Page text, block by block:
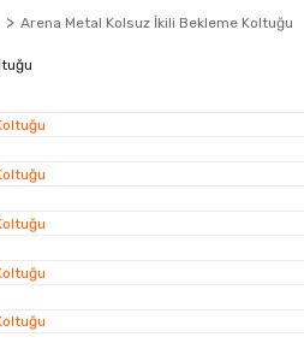
Arena Metal Kolsuz İkili Bekleme Koltuğu